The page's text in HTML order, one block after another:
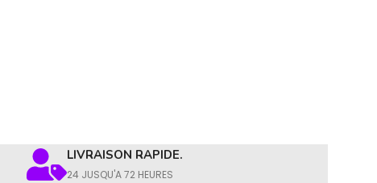
LIVRAISON RAPIDE.
24 JUSQU'A 72 HEURES